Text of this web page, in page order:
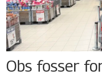
Obs fosser